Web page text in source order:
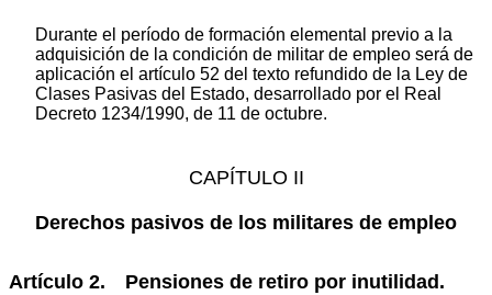
Durante el período de formación elemental previo a la
adquisición de la condición de militar de empleo será de
aplicación el artículo 52 del texto refundido de la Ley de
Clases Pasivas del Estado, desarrollado por el Real
Decreto 1234/1990, de 11 de octubre.
CAPÍTULO II
Derechos pasivos de los militares de empleo
Artículo 2. Pensiones de retiro por inutilidad.